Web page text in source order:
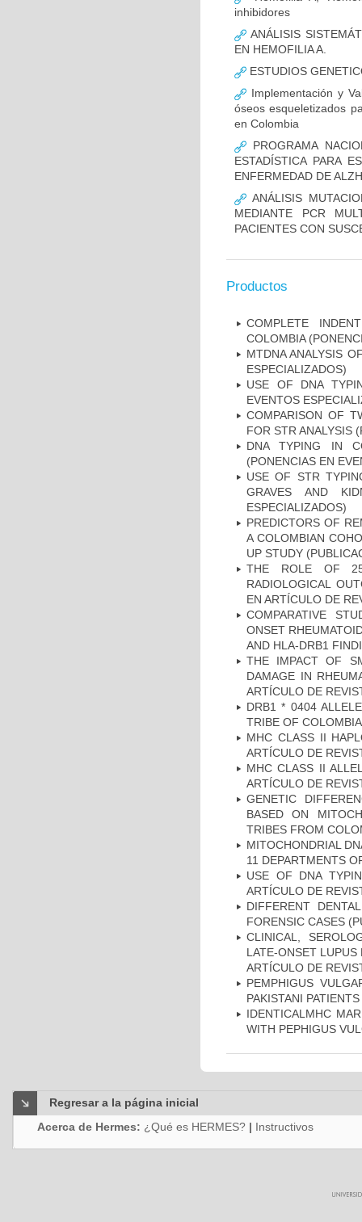
inhibidores
ANÁLISIS
EN HEMOFILIA A.
ESTUDIOS
Implementación y
óseos esqueletizados
en Colombia
PROGRAMA
ESTADÍSTICA PARA
ENFERMEDAD DE
ANÁLISIS
MEDIANTE PCR
PACIENTES CON
Productos
COMPLETE
COLOMBIA
MTDNA ANALYSIS
ESPECIALIZADOS)
USE OF DNA
EVENTOS
COMPARISON OF
FOR STR ANALYSIS
DNA TYPING IN
(PONENCIAS EN
USE OF STR
GRAVES AND
ESPECIALIZADOS)
PREDICTORS OF
A COLOMBIAN
UP STUDY
THE ROLE OF
RADIOLOGICAL
EN ARTÍCULO DE
COMPARATIVE
ONSET
AND HLA-DRB1
THE IMPACT OF
DAMAGE IN
ARTÍCULO DE
DRB1 * 0404
TRIBE OF
MHC CLASS II
ARTÍCULO DE
MHC CLASS II
ARTÍCULO DE
GENETIC
BASED ON
TRIBES FROM
MITOCHONDRIAL
11 DEPARTMENTS
USE OF DNA
ARTÍCULO DE
DIFFERENT
FORENSIC CASES
CLINICAL,
LATE-ONSET
ARTÍCULO DE
PEMPHIGUS
PAKISTANI
IDENTICALMHC
WITH PEPHIGUS
Regresar a la página inicial
Acerca de Hermes: ¿Qué es HERMES? | Instructivos